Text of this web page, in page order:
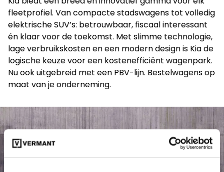
fleetprofiel. Van compacte stadswagens tot volledig
elektrische SUV’s: betrouwbaar, fiscaal interessant
én klaar voor de toekomst. Met slimme technologie,
lage verbruikskosten en een modern design is Kia de
logische keuze voor een kostenefficiënt wagenpark.
Nu ook uitgebreid met een PBV-lijn. Bestelwagens op
maat van je onderneming.